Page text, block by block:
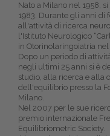
Nato a Milano nel 1958,
1983. Durante gli anni di
all'attività di ricerca
l'Istituto Neurologico
in Otorinolaringoiatria
Dopo un periodo di
negli ultimi 25 anni si è
studio, alla ricerca e alla
dell'equilibrio presso la
Milano.
Nel 2007 per le sue
premio internazionale
Equilibriometric Society.